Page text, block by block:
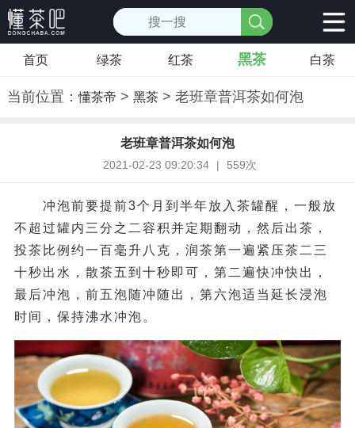
首页 绿茶 红茶 黑茶 白茶
当前位置：懂茶帝 > 黑茶> 老班章普洱茶如何泡
老班章普洱茶如何泡
2021-02-23 09:20:34 | 559次
冲泡前要提前3个月到半年放入茶罐醒，一般放
不超过罐内三分之二容积并定期翻动，然后出茶，
投茶比例约一百毫升八克，润茶第一遍紧压茶二三
十秒出水，散茶五到十秒即可，第二遍快冲快出，
最后冲泡，前五泡随冲随出，第六泡适当延长浸泡
时间，保持沸水冲泡。